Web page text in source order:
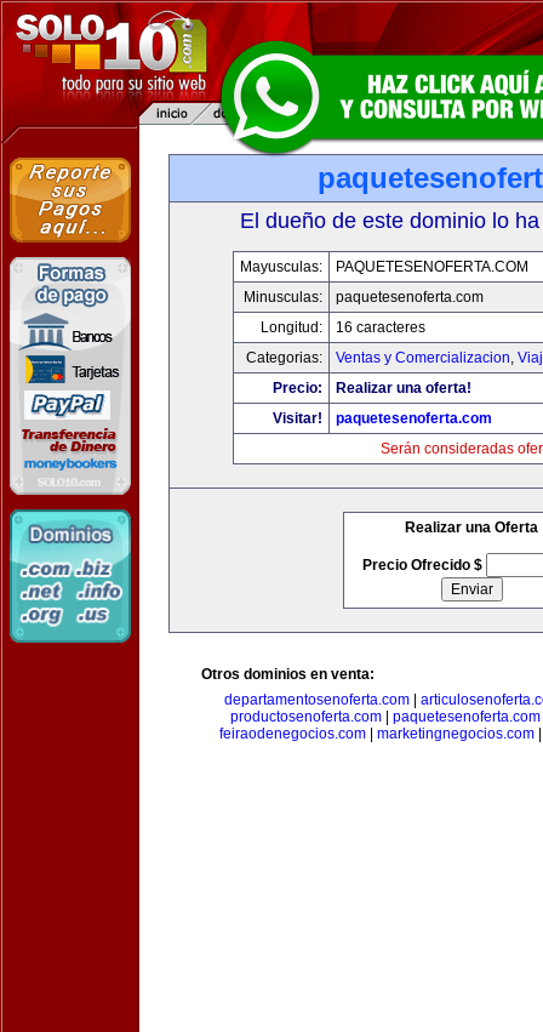
El dueño de este dominio lo
Mayusculas:
PAQUETESENOFERTA.COM
Minusculas:
paquetesenoferta.com
Longitud:
16 caracteres
Categorias:
Ventas y Comercializacion,
Precio:
Realizar una oferta!
Visitar!
paquetesenoferta.com
Serán consideradas
Realizar una Oferta
Precio Ofrecido $
Otros dominios en venta:
departamentosenoferta.com
productosenoferta.com| paquetesenoferta.com
feiraodenegocios.com
marketingnegocios.com